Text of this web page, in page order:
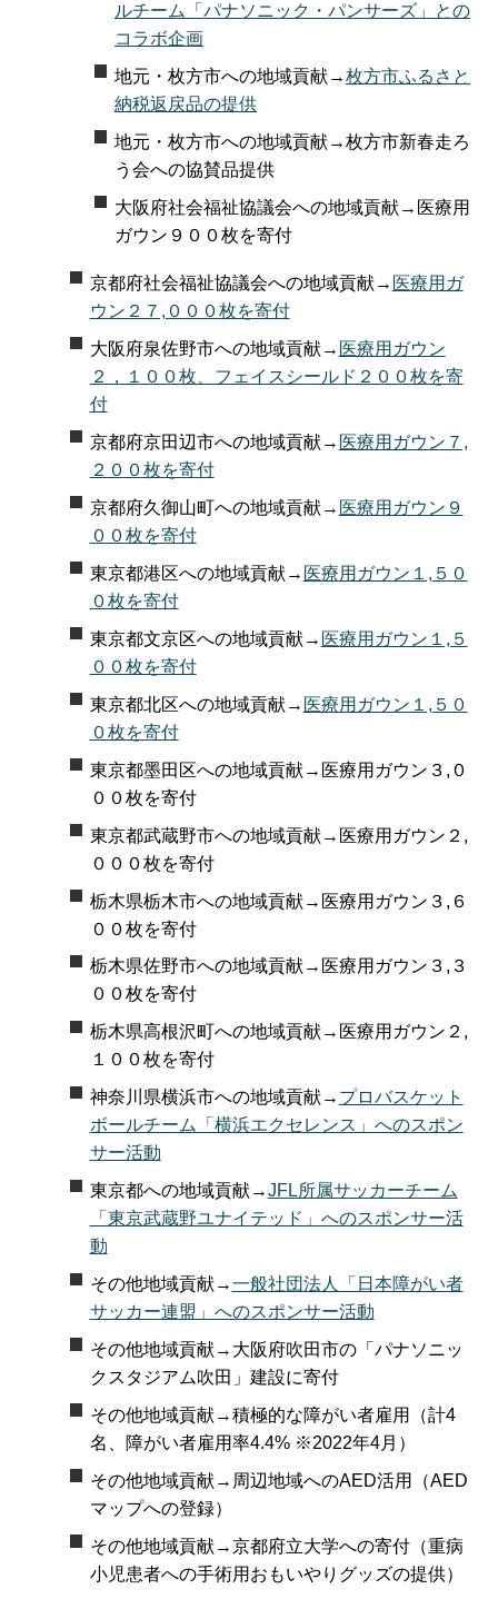
ルチーム「パナソニック・パンサーズ」との
コラボ企画
地元・枚方市への地域貢献→枚方市ふるさと
納税返戻品の提供
地元・枚方市への地域貢献→枚方市新春走ろ
う会への協賛品提供
大阪府社会福祉協議会への地域貢献→医療用
ガウン９００枚を寄付
京都府社会福祉協議会への地域貢献→ 医療用ガ
ウン２７,０００枚を寄付
大阪府泉佐野市への地域貢献→ 医療用ガウン
２，１００枚、フェイスシールド２００枚を寄
付
京都府京田辺市への地域貢献→ 医療用ガウン７,
２００枚を寄付
京都府久御山町への地域貢献→ 医療用ガウン９
００枚を寄付
東京都港区への地域貢献→ 医療用ガウン１,５０
０枚を寄付
東京都文京区への地域貢献→ 医療用ガウン１,５
００枚を寄付
東京都北区への地域貢献→ 医療用ガウン１,５０
０枚を寄付
東京都墨田区への地域貢献→医療用ガウン３,０
００枚を寄付
東京都武蔵野市への地域貢献→医療用ガウン２,
０００枚を寄付
栃木県栃木市への地域貢献→医療用ガウン３,６
００枚を寄付
栃木県佐野市への地域貢献→医療用ガウン３,３
００枚を寄付
栃木県高根沢町への地域貢献→医療用ガウン２,
１００枚を寄付
神奈川県横浜市への地域貢献→ プロバスケット
ボールチーム「横浜エクセレンス」へのスポン
サー活動
東京都への地域貢献→JFL所属サッカーチーム
「東京武蔵野ユナイテッド」へのスポンサー活
動
その他地域貢献→一般社団法人「日本障がい者
サッカー連盟」へのスポンサー活動
その他地域貢献→大阪府吹田市の「パナソニッ
クスタジアム吹田」建設に寄付
その他地域貢献→積極的な障がい者雇用（計4
名、障がい者雇用率4.4% ※2022年4月）
その他地域貢献→周辺地域へのAED活用（AED
マップへの登録）
その他地域貢献→京都府立大学への寄付（重病
小児患者への手術用おもいやりグッズの提供）